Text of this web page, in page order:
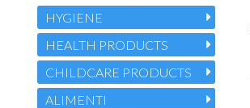
HYGIENE
HEALTH PRODUCTS
CHILDCARE PRODUCTS
ALIMENTI